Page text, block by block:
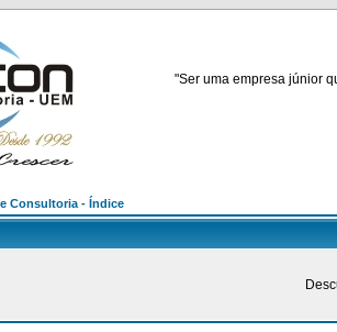
"Ser uma empresa júnior
Consultoria - Índice